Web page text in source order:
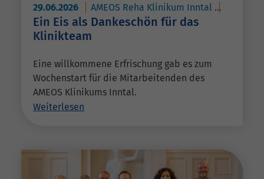
29.06.2026 AMEOS Reha Klinikum Inntal
Ein Eis als Dankeschön für das
Klinikteam
Eine willkommene Erfrischung gab es zum
Wochenstart für die Mitarbeitenden des
AMEOS Klinikums Inntal.
Weiterlesen